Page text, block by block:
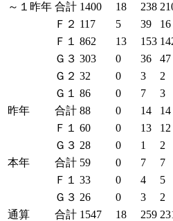
～１昨年 合計 1400 18 238
Ｆ２ 117 5 39 16
Ｆ１
862 13 153
Ｇ３ 303 0 36 47
Ｇ２ 32 0 3 2
Ｇ１
86 0 7 3
昨年
合計 88 0 14 14
Ｆ１
60 0 13 12
Ｇ３ 28 0 1 2
本年
合計 59 0 7 7
Ｆ１
33 0 4 5
Ｇ３ 26 0 3 2
通算
合計 1547 18 259